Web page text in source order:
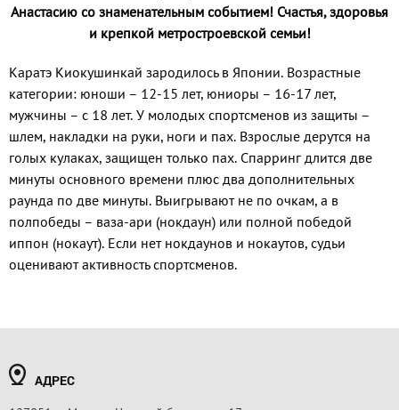
Анастасию со знаменательным событием! Счастья, здоровья
и крепкой метростроевской семьи!
Каратэ Киокушинкай зародилось в Японии. Возрастные
категории: юноши – 12-15 лет, юниоры – 16-17 лет,
мужчины – с 18 лет. У молодых спортсменов из защиты –
шлем, накладки на руки, ноги и пах. Взрослые дерутся на
голых кулаках, защищен только пах. Спарринг длится две
минуты основного времени плюс два дополнительных
раунда по две минуты. Выигрывают не по очкам, а в
полпобеды – ваза-ари (нокдаун) или полной победой
иппон (нокаут). Если нет нокдаунов и нокаутов, судьи
оценивают активность спортсменов.
АДРЕС